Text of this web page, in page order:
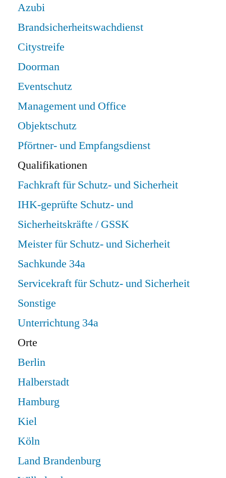
Azubi
Brandsicherheitswachdienst
Citystreife
Doorman
Eventschutz
Management und Office
Objektschutz
Pförtner- und Empfangsdienst
Qualifikationen
Fachkraft für Schutz- und Sicherheit
IHK-geprüfte Schutz- und
Sicherheitskräfte / GSSK
Meister für Schutz- und Sicherheit
Sachkunde 34a
Servicekraft für Schutz- und Sicherheit
Sonstige
Unterrichtung 34a
Orte
Berlin
Halberstadt
Hamburg
Kiel
Köln
Land Brandenburg